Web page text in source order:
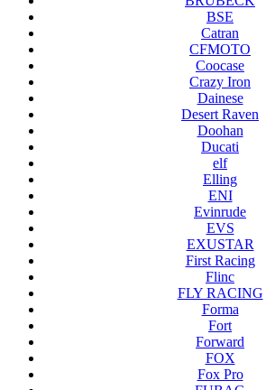
BSE
Catran
CFMOTO
Coocase
Crazy Iron
Dainese
Desert Raven
Doohan
Ducati
elf
Elling
ENI
Evinrude
EVS
EXUSTAR
First Racing
Flinc
FLY RACING
Forma
Fort
Forward
FOX
Fox Pro